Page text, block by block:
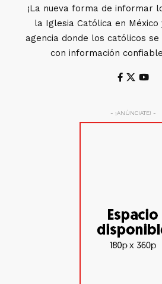
¡La nueva forma de informar
la Iglesia Católica en México
agencia donde los católicos
con información
- ¡ANÚNCIATE! -